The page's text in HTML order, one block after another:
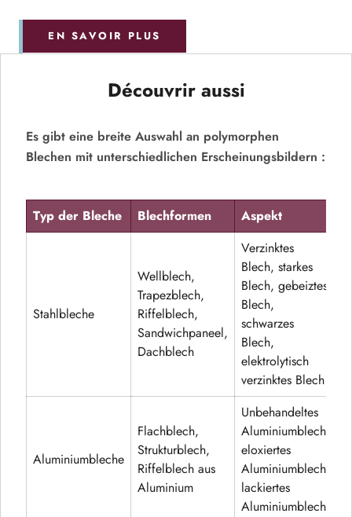
EN SAVOIR PLUS
Découvrir aussi
Es gibt eine breite Auswahl an polymorphen
Blechen mit unterschiedlichen Erscheinungsbildern :
Typ der Bleche Blechformen Aspekt
Stahlbleche
Wellblech,
Trapezblech,
Riffelblech,
Sandwichpaneel,
Dachblech
Verzinktes
Blech, starkes
Blech, gebeiztes
Blech,
schwarzes
Blech,
elektrolytisch
verzinktes Blech
Aluminiumbleche
Flachblech,
Strukturblech,
Riffelblech aus
Aluminium
Unbehandeltes
Aluminiumblech,
eloxiertes
Aluminiumblech,
lackiertes
Aluminiumblech